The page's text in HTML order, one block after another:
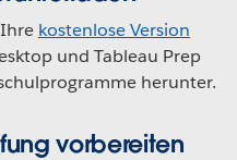
kostenlose Version
und Tableau Prep
herunter.
vorbereiten